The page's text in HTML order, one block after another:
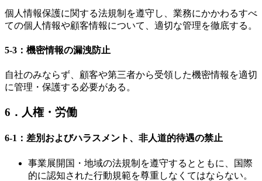
個人情報保護に関する法規制を遵守し、業務にかかわるすべ
ての個人情報や顧客情報について、適切な管理を徹底する。
5-3：機密情報の漏洩防止
自社のみならず、顧客や第三者から受領した機密情報を適切
に管理・保護する必要がある。
6．人権・労働
6-1：差別およびハラスメント、非人道的待遇の禁止
事業展開国・地域の法規制を遵守するとともに、国際
的に認知された行動規範を尊重しなくてはならない。